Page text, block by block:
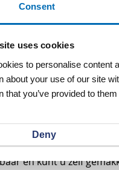
Consent
uses cookies
to personalise content
about your use of our site
that you’ve provided to
Deny
straathamer gebruik
zijde van de
Zo komen de stenen
straathamers
verschillende
hamers zijn onder
gesmeed. Kiest u voor
de straathamer met
en kunt u zelf